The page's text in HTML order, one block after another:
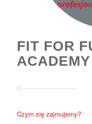
FIT FOR
ACADEMY
Czym się zajmujemy?